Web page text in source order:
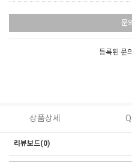
문
등록된 문
상품상세
리뷰보드(0)